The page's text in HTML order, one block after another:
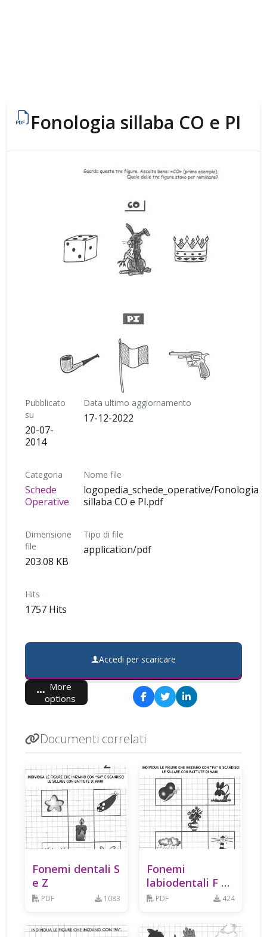
Fonologia sillaba CO e PI
Pubblicato
su
20-07-
2014
Data ultimo aggiornamento
17-12-2022
Categoria
Schede
Operative
Nome file
logopedia_schede_operative/Fonologia
sillaba CO e PI.pdf
Dimensione
file
203.08 KB
Tipo di file
application/pdf
Hits
1757 Hits
Accedi per scaricare
More
options
Documenti correlati
Fonemi dentali S
e Z
PDF 1083
Fonemi
labiodentali F e
V PDF 424